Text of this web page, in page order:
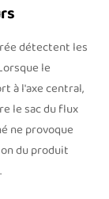
détectent les
le
à l'axe central,
le sac du flux
ne provoque
du produit